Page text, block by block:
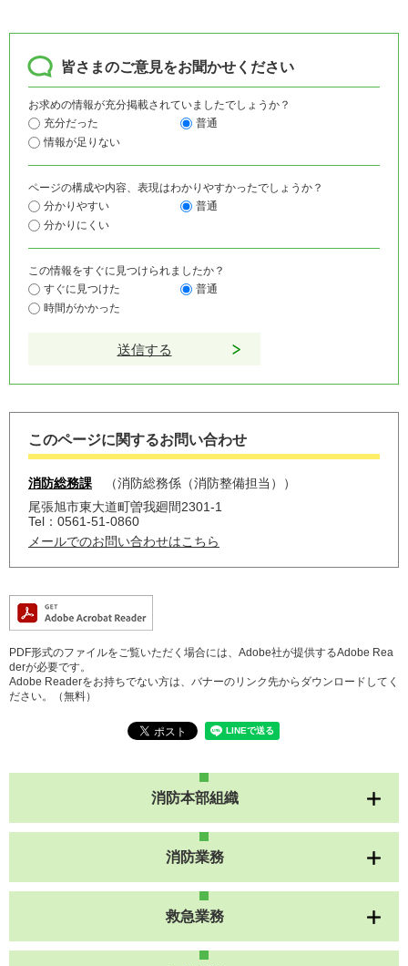
皆さまのご意見をお聞かせください
お求めの情報が充分掲載されていましたでしょうか？
充分だった
普通
情報が足りない
ページの構成や内容、表現はわかりやすかったでしょうか？
分かりやすい
普通
分かりにくい
この情報をすぐに見つけられましたか？
すぐに見つけた
普通
時間がかかった
このページに関するお問い合わせ
消防総務課
消防総務係（消防整備担当）
尾張旭市東大道町曽我廻間2301-1
Tel：0561-51-0860
メールでのお問い合わせはこちら
PDF形式のファイルをご覧いただく場合には、Adobe社が提供するAdobe Rea
derが必要です。
Adobe Readerをお持ちでない方は、バナーのリンク先からダウンロードしてく
ださい。（無料）
消防本部組織
消防業務
救急業務